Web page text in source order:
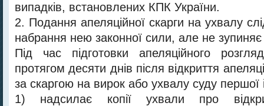
випадків, встановлених КПК України.
2. Подання апеляційної скарги на ухвалу
набрання нею законної сили, але не зупиняє
Під час підготовки апеляційного
протягом десяти днів після відкриття
за скаргою на вирок або ухвалу суду першої
1) надсилає копії ухвали про